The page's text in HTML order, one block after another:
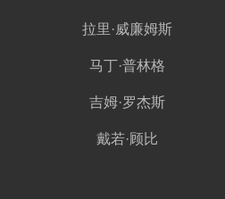
拉里·威廉姆斯
马丁·普林格
吉姆·罗杰斯
戴若·顾比